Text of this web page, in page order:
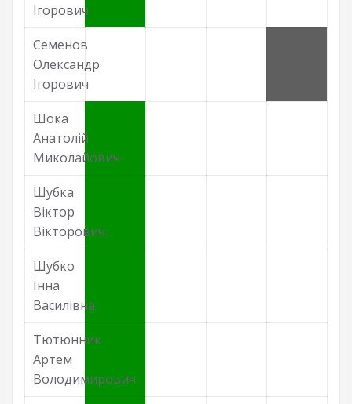
Ігорович
Семенов
Олександр
Ігорович
Шока
Анатолій
Миколайович
Шубка
Віктор
Вікторович
Шубко
Інна
Василівна
Тютюнник
Артем
Володимирович